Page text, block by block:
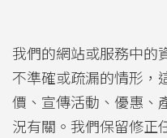
我們的網站或服務中的
不準確或疏漏的情形，
價、宣傳活動、優惠、
況有關。我們保留修正